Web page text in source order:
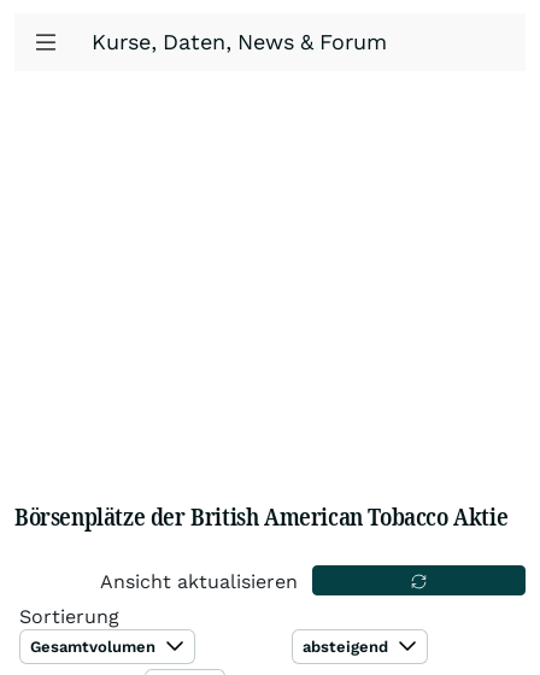
Kurse, Daten, News & Forum
Börsenplätze der British American Tobacco Aktie
Ansicht aktualisieren
Sortierung
Gesamtvolumen absteigend